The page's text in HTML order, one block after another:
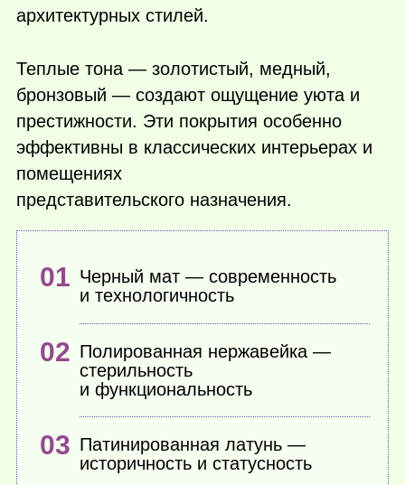
архитектурных стилей.
Теплые тона — золотистый, медный,
бронзовый — создают ощущение уюта и
престижности. Эти покрытия особенно
эффективны в классических интерьерах и
помещениях
представительского назначения.
Черный мат — современность
и технологичность
Полированная нержавейка —
стерильность
и функциональность
Патинированная латунь —
историчность и статусность